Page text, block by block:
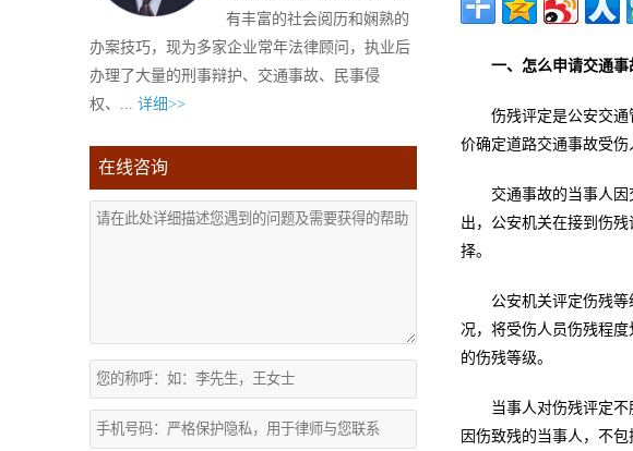
有丰富的社会阅历和娴熟的
办案技巧，现为多家企业常年法律顾问，执业后
办理了大量的刑事辩护、交通事故、民事侵
权、... 详细>>
在线咨询
一、怎么申请交通事
伤残评定是公安交
价确定道路交通事故受伤
交通事故的当事人
出，公安机关在接到伤
择。
公安机关评定伤残
况，将受伤人员伤残程
的伤残等级。
当事人对伤残评定
因伤致残的当事人，不